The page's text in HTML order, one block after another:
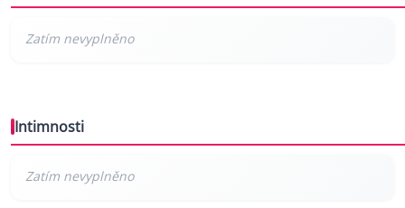
Intimnosti